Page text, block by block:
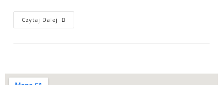
Czytaj Dalej